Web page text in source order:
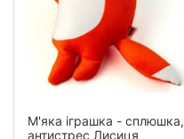
М'яка іграшка - сплюшка,
антистрес Лисиця